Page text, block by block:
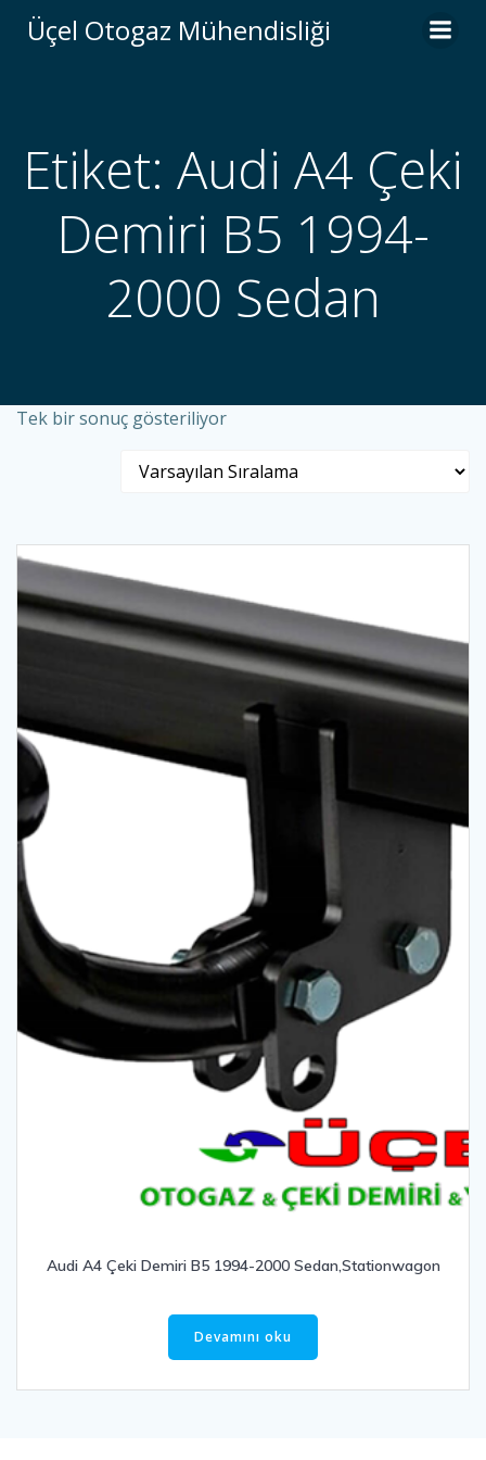
geç
Üçel Otogaz Mühendisliği
Etiket: Audi A4 Çeki
Demiri B5 1994-
2000 Sedan
Tek bir sonuç gösteriliyor
Audi A4 Çeki Demiri B5 1994-2000 Sedan,Stationwagon
Devamını oku